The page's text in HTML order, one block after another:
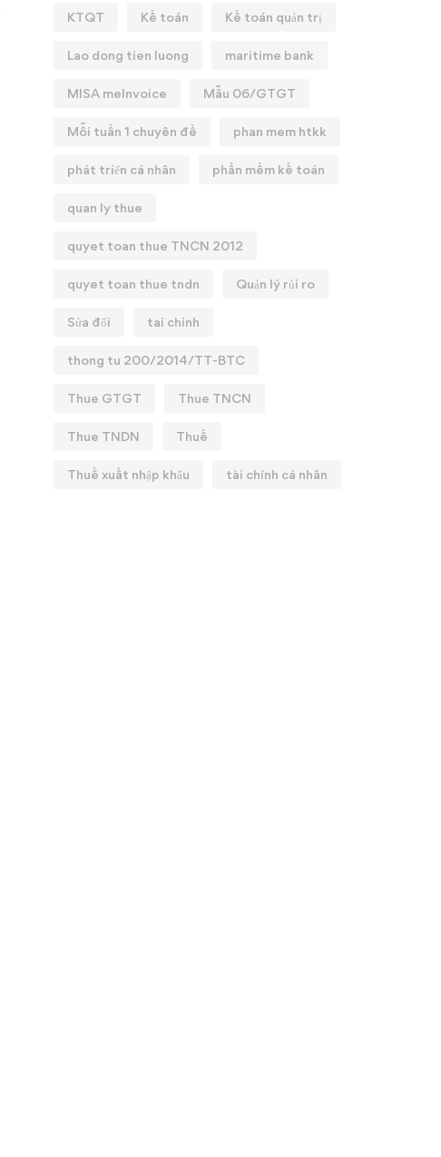
KTQT Kế toán Kế toán quản trị
Lao dong tien luong maritime bank
MISA meInvoice Mẫu 06/GTGT
Mỗi tuần 1 chuyên đề phan mem htkk
phát triển cá nhân phần mềm kế toán
quan ly thue
quyet toan thue TNCN 2012
quyet toan thue tndn Quản lý rủi ro
Sửa đổi tai chinh
thong tu 200/2014/TT-BTC
Thue GTGT Thue TNCN
Thue TNDN Thuế
Thuế xuất nhập khẩu tài chính cá nhân